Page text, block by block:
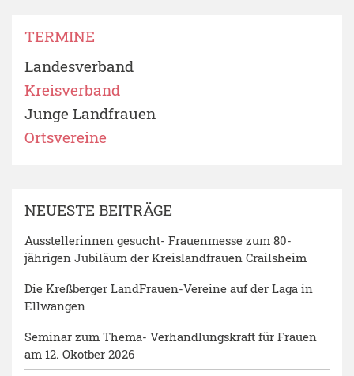
TERMINE
Landesverband
Kreisverband
Junge Landfrauen
Ortsvereine
NEUESTE BEITRÄGE
Ausstellerinnen gesucht- Frauenmesse zum 80-
jährigen Jubiläum der Kreislandfrauen Crailsheim
Die Kreßberger LandFrauen-Vereine auf der Laga in
Ellwangen
Seminar zum Thema- Verhandlungskraft für Frauen
am 12. Okotber 2026